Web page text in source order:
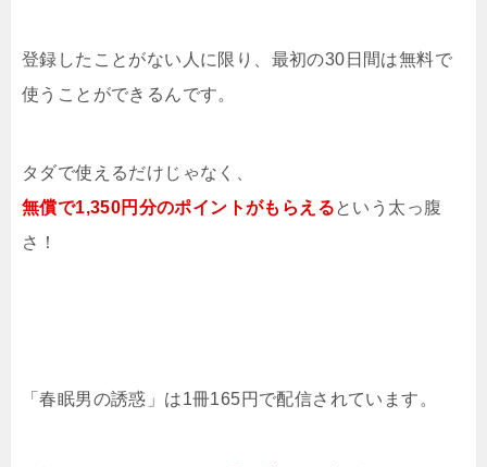
登録したことがない人に限り、最初の30日間は無料で
使うことができるんです。
タダで使えるだけじゃなく、
無償で1,350円分のポイントがもらえるという太っ腹
さ！
「春眠男の誘惑」は1冊165円で配信されています。